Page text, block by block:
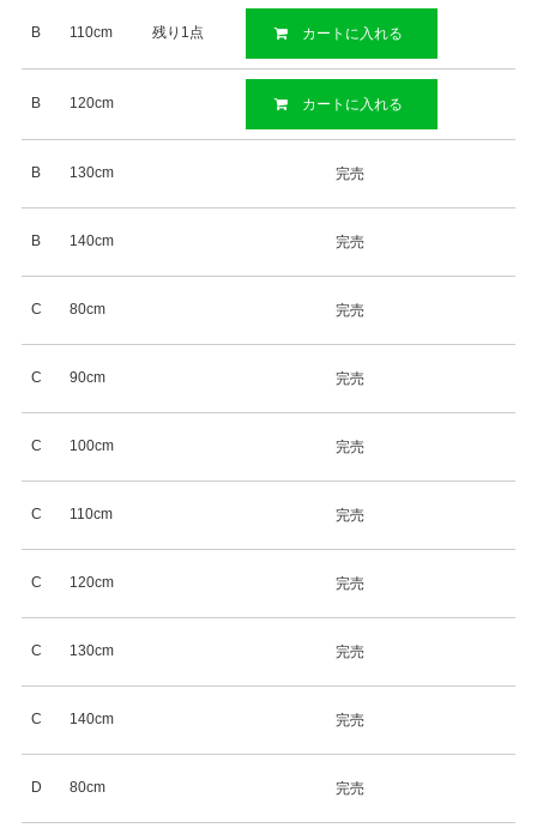
B 110cm 残り1点 カートに入れる
B 120cm カートに入れる
B 130cm 完売
B 140cm 完売
C 80cm 完売
C 90cm 完売
C 100cm 完売
C 110cm 完売
C 120cm 完売
C 130cm 完売
C 140cm 完売
D 80cm 完売